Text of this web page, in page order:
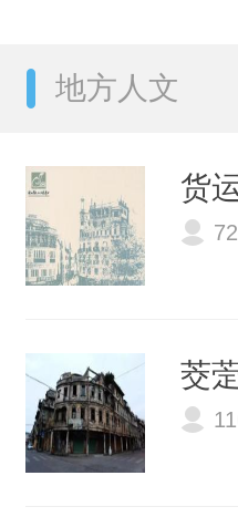
地方人文
货
72
茭